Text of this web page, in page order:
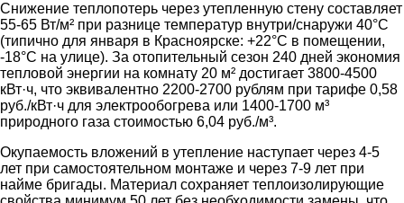
Снижение теплопотерь через утепленную стену составляет
55-65 Вт/м² при разнице температур внутри/снаружи 40°C
(типично для января в Красноярске: +22°C в помещении,
-18°C на улице). За отопительный сезон 240 дней экономия
тепловой энергии на комнату 20 м² достигает 3800-4500
кВт·ч, что эквивалентно 2200-2700 рублям при тарифе 0,58
руб./кВт·ч для электрообогрева или 1400-1700 м³
природного газа стоимостью 6,04 руб./м³.
Окупаемость вложений в утепление наступает через 4-5
лет при самостоятельном монтаже и через 7-9 лет при
найме бригады. Материал сохраняет теплоизолирующие